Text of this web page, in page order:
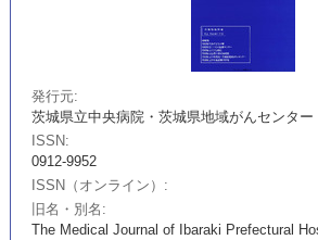
発行元
茨城県立中央病院・茨城県地域がんセンター
ISSN
0912-9952
ISSN（オンライン）
旧名・別名
The Medical Journal of Ibaraki Prefectural